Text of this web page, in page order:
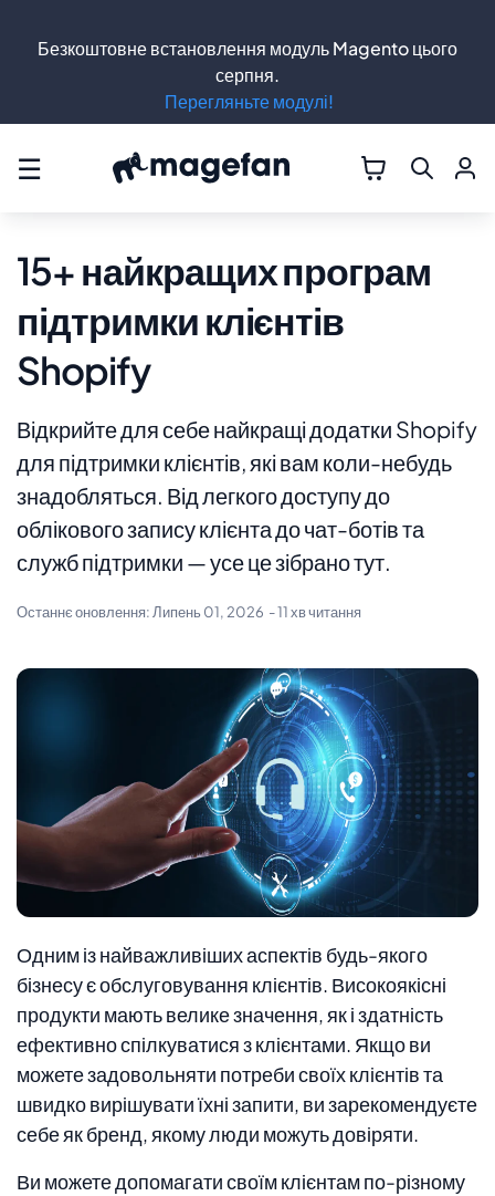
☰
15+ найкращих програм
підтримки клієнтів
Shopify
Відкрийте для себе найкращі додатки Shopify
для підтримки клієнтів, які вам коли-небудь
знадобляться. Від легкого доступу до
облікового запису клієнта до чат-ботів та
служб підтримки — усе це зібрано тут.
Останнє оновлення: Липень 01, 2026 - 11 хв читання
Одним із найважливіших аспектів будь-якого
бізнесу є обслуговування клієнтів. Високоякісні
продукти мають велике значення, як і здатність
ефективно спілкуватися з клієнтами. Якщо ви
можете задовольняти потреби своїх клієнтів та
швидко вирішувати їхні запити, ви зарекомендуєте
себе як бренд, якому люди можуть довіряти.
Ви можете допомагати своїм клієнтам по-різному
Безкоштовне встановлення модуль Magento цього
серпня.
Перегляньте модулі!